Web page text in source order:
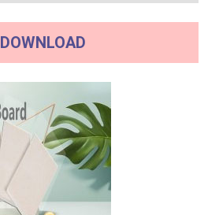
DOWNLOAD